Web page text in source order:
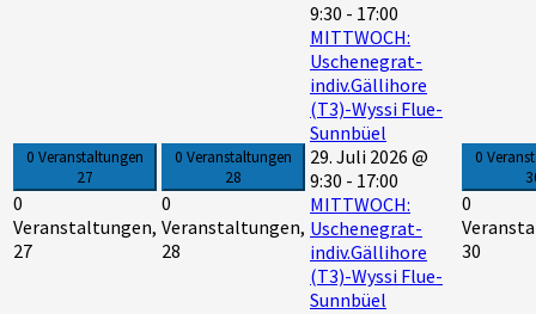
0 Veranstaltungen
27
0
Veranstaltungen,
27
0 Veranstaltungen
28
0
Veranstaltungen,
28
9:30 - 17:00
MITTWOCH:
Uschenegrat-
indiv.Gällihore
(T3)-Wyssi Flue-
Sunnbüel
29. Juli 2026 @
9:30 - 17:00
MITTWOCH:
Uschenegrat-
indiv.Gällihore
(T3)-Wyssi Flue-
Sunnbüel
0
0
30